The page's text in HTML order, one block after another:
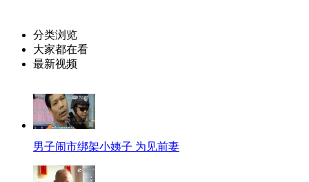
分类浏览
大家都在看
最新视频
男子闹市绑架小姨子 为见前妻